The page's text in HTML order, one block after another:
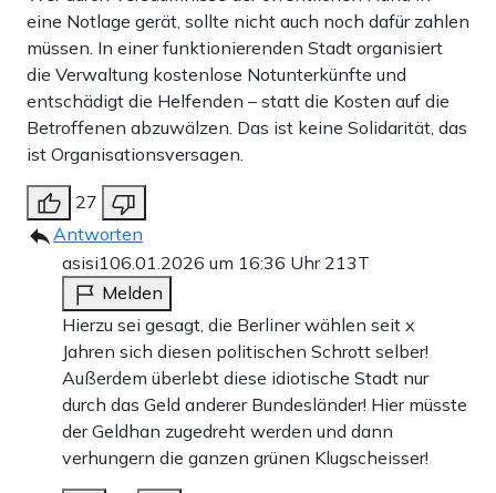
eine Notlage gerät, sollte nicht auch noch dafür zahlen
müssen. In einer funktionierenden Stadt organisiert
die Verwaltung kostenlose Notunterkünfte und
entschädigt die Helfenden – statt die Kosten auf die
Betroffenen abzuwälzen. Das ist keine Solidarität, das
ist Organisationsversagen.
27
Antworten
asisi106.01.2026 um 16:36 Uhr 213T
Melden
Hierzu sei gesagt, die Berliner wählen seit x
Jahren sich diesen politischen Schrott selber!
Außerdem überlebt diese idiotische Stadt nur
durch das Geld anderer Bundesländer! Hier müsste
der Geldhan zugedreht werden und dann
verhungern die ganzen grünen Klugscheisser!